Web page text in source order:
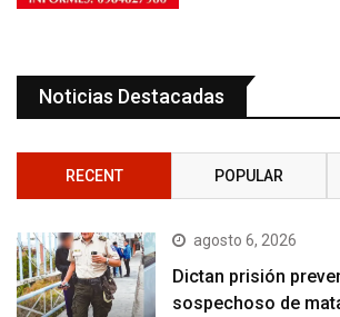
Noticias Destacadas
RECENT POPULAR
agosto 6, 2026
Dictan prisión
sospechoso de